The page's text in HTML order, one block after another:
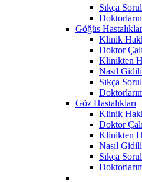
Sıkça
Göğüs
Klinik
Doktor
Klinikten
Nasıl
Sıkça
Göz Hastalıkları
Klinik
Doktor
Klinikten
Nasıl
Sıkça